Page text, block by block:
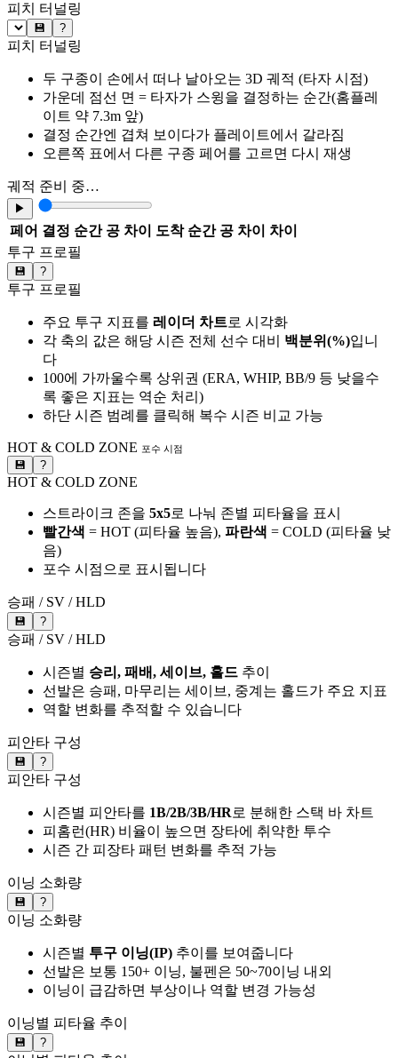
피치 터널링
💾 ?
피치 터널링
두 구종이 손에서 떠나 날아오는 3D 궤적 (타자 시점)
가운데 점선 면 = 타자가 스윙을 결정하는 순간(홈플레
이트 약 7.3m 앞)
결정 순간엔 겹쳐 보이다가 플레이트에서 갈라짐
오른쪽 표에서 다른 구종 페어를 고르면 다시 재생
궤적 준비 중…
▶
페어 결정 순간 공 차이 도착 순간 공 차이
차이
투구 프로필
💾 ?
투구 프로필
주요 투구 지표를 레이더 차트로 시각화
각 축의 값은 해당 시즌 전체 선수 대비 백분위(%)입니
다
100에 가까울수록 상위권 (ERA, WHIP, BB/9 등 낮을수
록 좋은 지표는 역순 처리)
하단 시즌 범례를 클릭해 복수 시즌 비교 가능
HOT & COLD ZONE 포수 시점
💾 ?
HOT & COLD ZONE
스트라이크 존을 5x5로 나눠 존별 피타율을 표시
빨간색 = HOT (피타율 높음), 파란색 = COLD (피타율 낮
음)
포수 시점으로 표시됩니다
승패 / SV / HLD
💾 ?
승패 / SV / HLD
시즌별 승리, 패배, 세이브, 홀드 추이
선발은 승패, 마무리는 세이브, 중계는 홀드가 주요 지표
역할 변화를 추적할 수 있습니다
피안타 구성
💾 ?
피안타 구성
시즌별 피안타를 1B/2B/3B/HR로 분해한 스택 바 차트
피홈런(HR) 비율이 높으면 장타에 취약한 투수
시즌 간 피장타 패턴 변화를 추적 가능
이닝 소화량
💾 ?
이닝 소화량
시즌별 투구 이닝(IP) 추이를 보여줍니다
선발은 보통 150+ 이닝, 불펜은 50~70이닝 내외
이닝이 급감하면 부상이나 역할 변경 가능성
이닝별 피타율 추이
💾 ?